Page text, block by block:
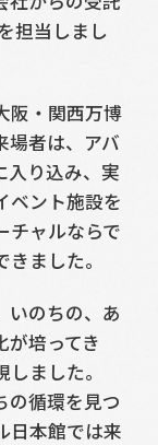
担当しまし
阪・関西万博
場者は、アバ
入り込み、実
ベント施設を
チャルならで
ました。
いのちの、あ
が培ってき
ました。
の循環を見つ
日本館では来